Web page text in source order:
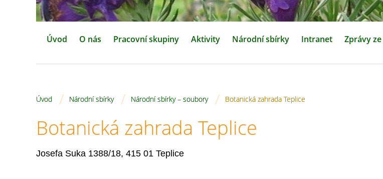
Úvod O nás Pracovní skupiny Aktivity Národní sbírky Intranet Zprávy
Úvod / Národní sbírky / Národní sbírky – soubory / Botanická zahrada Teplice
Botanická zahrada Teplice
Josefa Suka 1388/18, 415 01 Teplice